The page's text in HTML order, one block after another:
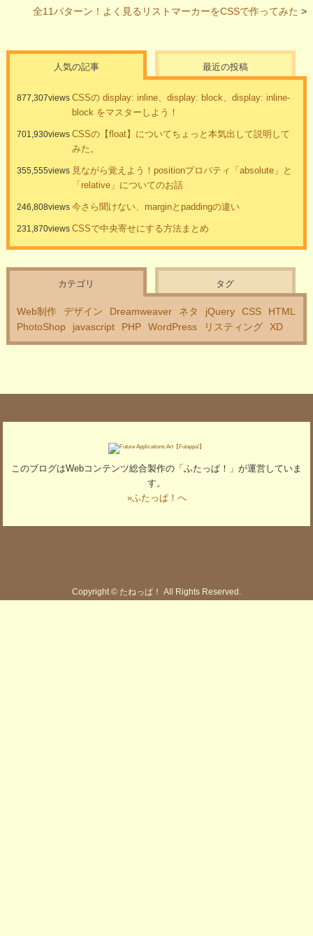
全11パターン！よく見るリストマーカーをCSSで作ってみた >
人気の記事 最近の投稿
877,307views CSSの display: inline、display: block、display: inline-
block をマスターしよう！
701,930views CSSの【float】についてちょっと本気出して説明して
みた。
355,555views 見ながら覚えよう！positionプロパティ「absolute」と
「relative」についてのお話
246,808views 今さら聞けない、marginとpaddingの違い
231,870views CSSで中央寄せにする方法まとめ
カテゴリ タグ
Web制作 デザイン Dreamweaver ネタ jQuery CSS
HTML
PhotoShop
javascript PHP WordPress リスティング XD
このブログはWebコンテンツ総合製作の「ふたっぱ！」が運営していま
す。
»ふたっぱ！へ
Copyright © たねっぱ！ All Rights Reserved.